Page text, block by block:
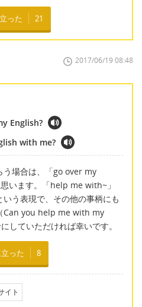
った 21
2017/06/19 08:48
English?
with me?
う場合は、「go over my
います。「help me with~」
う表現で、その他の事柄にも
Can you help me with my
していただければ幸いです。
った 8
イト